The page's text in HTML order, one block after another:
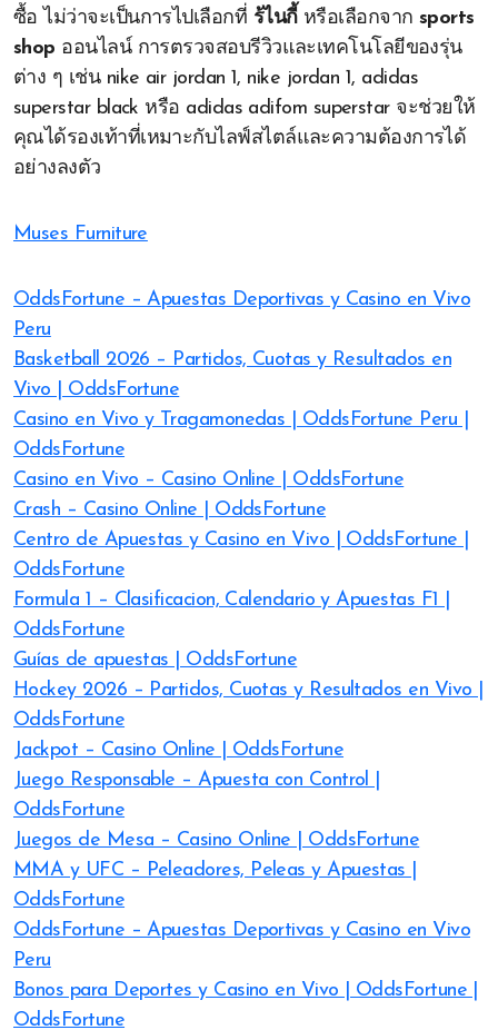
ซื้อ ไม่ว่าจะเป็นการไปเลือกที่ ร้ไนกี้หรือเลือกจาก sports
shop ออนไลน์ การตรวจสอบรีวิวและเทคโนโลยีของรุ่น
ต่าง ๆ เช่น nike air jordan 1, nike jordan 1, adidas
superstar black หรือ adidas adifom superstar จะช่วยให้
คุณได้รองเท้าที่เหมาะกับไลฟ์สไตล์และความต้องการได้
อย่างลงตัว
Muses Furniture
OddsFortune – Apuestas Deportivas y Casino en Vivo
Peru
Basketball 2026 – Partidos, Cuotas y Resultados en
Vivo | OddsFortune
Casino en Vivo y Tragamonedas | OddsFortune Peru |
OddsFortune
Casino en Vivo – Casino Online | OddsFortune
Crash – Casino Online | OddsFortune
Centro de Apuestas y Casino en Vivo | OddsFortune |
OddsFortune
Formula 1 – Clasificacion, Calendario y Apuestas F1 |
OddsFortune
Guías de apuestas | OddsFortune
Hockey 2026 – Partidos, Cuotas y Resultados en Vivo |
OddsFortune
Jackpot – Casino Online | OddsFortune
Juego Responsable – Apuesta con Control |
OddsFortune
Juegos de Mesa – Casino Online | OddsFortune
MMA y UFC – Peleadores, Peleas y Apuestas |
OddsFortune
OddsFortune – Apuestas Deportivas y Casino en Vivo
Peru
Bonos para Deportes y Casino en Vivo | OddsFortune |
OddsFortune